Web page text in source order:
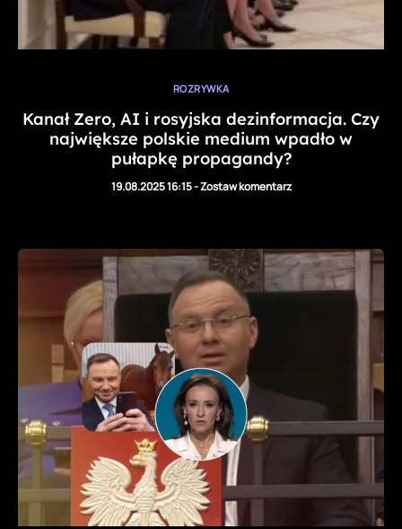
ROZRYWKA
Kanał Zero, AI i rosyjska dezinformacja. Czy
największe polskie medium wpadło w
pułapkę propagandy?
19.08.2025 16:15-Zostaw komentarz